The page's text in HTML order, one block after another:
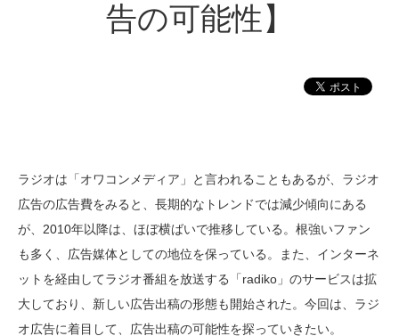
告の可能性】
ラジオは「オワコンメディア」と言われることもあるが、ラジオ
広告の広告費をみると、長期的なトレンドでは減少傾向にある
が、2010年以降は、ほぼ横ばいで推移している。根強いファン
も多く、広告媒体としての地位を保っている。また、インターネ
ットを経由してラジオ番組を放送する「radiko」のサービスは拡
大しており、新しい広告出稿の形態も開始された。今回は、ラジ
オ広告に着目して、広告出稿の可能性を探っていきたい。